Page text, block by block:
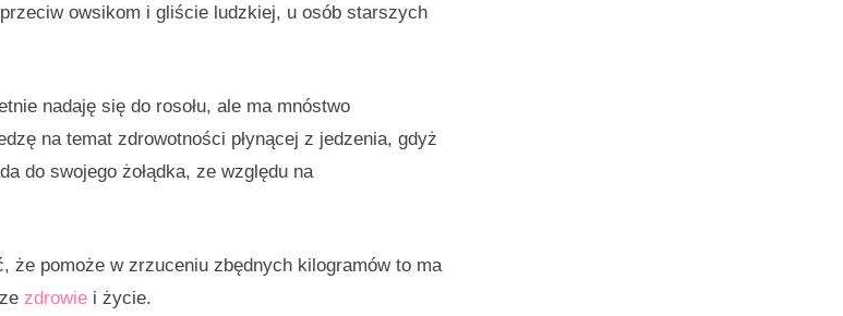
owsikom i gliście ludzkiej, u osób starszych
nadaję się do rosołu, ale ma mnóstwo
na temat zdrowotności płynącej z jedzenia, gdyż
do swojego żołądka, ze względu na
pomoże w zrzuceniu zbędnych kilogramów to ma
zdrowie i życie.